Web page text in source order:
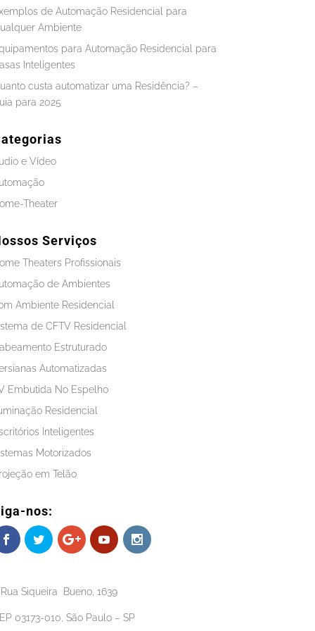
de Automação Residencial para
Ambiente
para Automação Residencial para
Inteligentes
custa automatizar uma Residência? –
para 2025
e Vídeo
Theater
Serviços
Theaters Profissionais
de Ambientes
Ambiente Residencial
de CFTV Residencial
Estruturado
Automatizadas
Embutida No Espelho
Residencial
Inteligentes
Motorizados
em Telão
nos:
Siqueira Bueno, 1639
03173-010, São Paulo – SP